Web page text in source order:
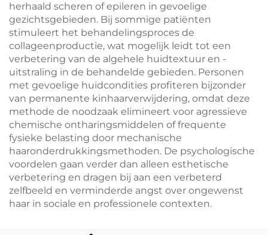
herhaald scheren of epileren in gevoelige
gezichtsgebieden. Bij sommige patiënten
stimuleert het behandelingsproces de
collageenproductie, wat mogelijk leidt tot een
verbetering van de algehele huidtextuur en -
uitstraling in de behandelde gebieden. Personen
met gevoelige huidcondities profiteren bijzonder
van permanente kinhaarverwijdering, omdat deze
methode de noodzaak elimineert voor agressieve
chemische ontharingsmiddelen of frequente
fysieke belasting door mechanische
haaronderdrukkingsmethoden. De psychologische
voordelen gaan verder dan alleen esthetische
verbetering en dragen bij aan een verbeterd
zelfbeeld en verminderde angst over ongewenst
haar in sociale en professionele contexten.